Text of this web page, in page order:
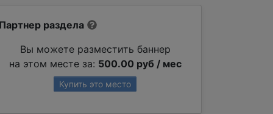
Партнер раздела
Вы можете разместить баннер
на этом месте за: 500.00 руб / мес
Купить это место